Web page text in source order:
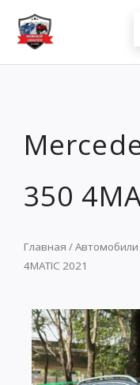
Перейти
содержимому
350
Главная /
4MATIC 2021